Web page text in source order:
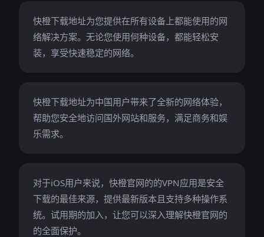
快橙下载地址为您提供在所有设备上都能使用的网
络解决方案。无论您使用何种设备，都能轻松安
装，享受快速稳定的网络。
快橙下载地址为中国用户带来了全新的网络体验，
帮助您安全地访问国外网站和服务，满足商务和娱
乐需求。
对于iOS用户来说，快橙官网的的VPN应用是安全
下载的最佳来源，提供最新版本且支持多种操作系
统。试用期的加入，让您可以深入理解快橙官网的
的全面保护。